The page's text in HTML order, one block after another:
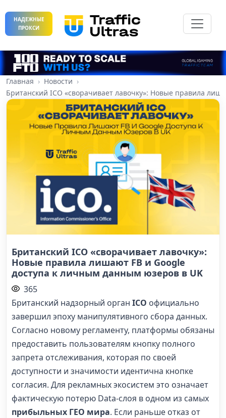
НАДЕЖНЫЕ
ПРОКСИ
Главная
Новости
Британский ICO «сворачивает лавочку»: Новые правила
Британский ICO «сворачивает лавочку»:
Новые правила лишают FB и Google
доступа к личным данным юзеров в UK
365
Британский надзорный орган ICO официально
завершил эпоху манипулятивного сбора данных.
Согласно новому регламенту, платформы обязаны
предоставить пользователям кнопку полного
запрета отслеживания, которая по своей
доступности и значимости идентична кнопке
согласия. Для рекламных экосистем это означает
фактическую потерю Data-слоя в одном из самых
прибыльных ГЕО мира. Если раньше отказ от